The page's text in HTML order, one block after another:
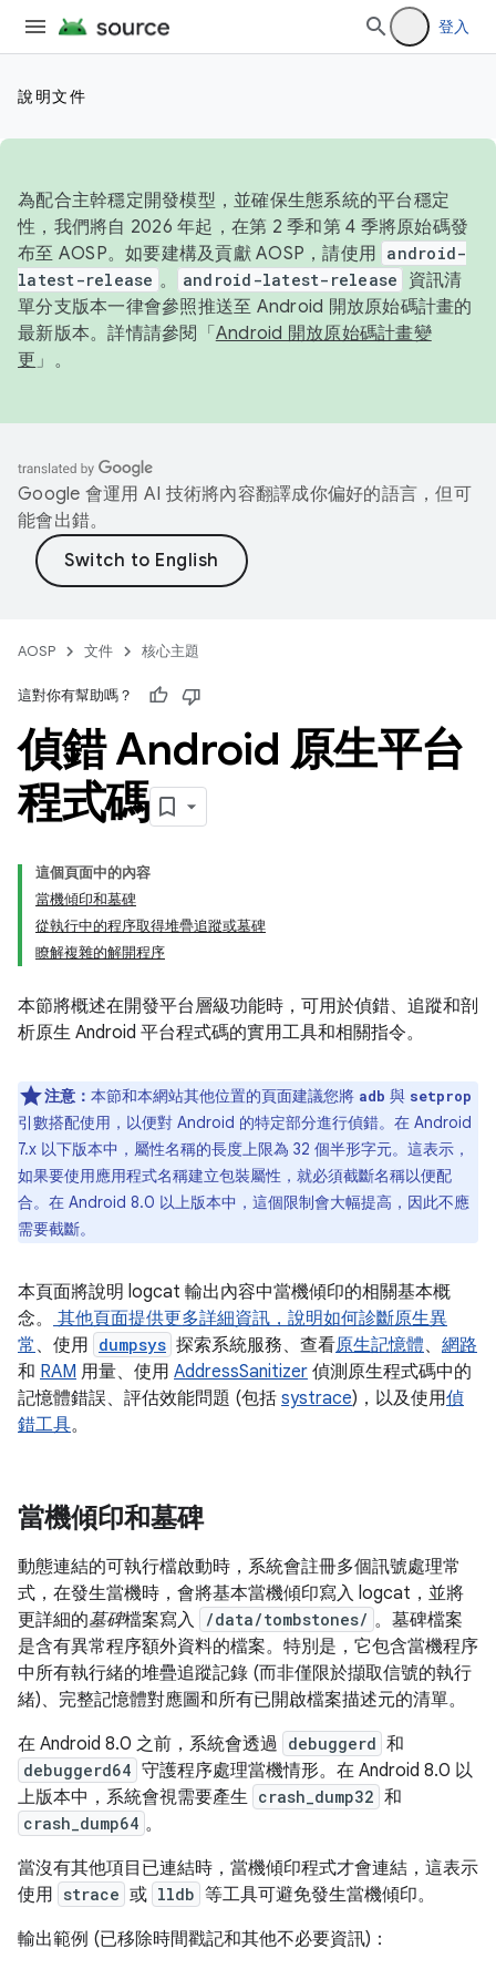
登入
說明文件
為配合主幹穩定開發模型，並確保生態系統的平台穩定
性，我們將自 2026 年起，在第 2 季和第 4 季將原始碼發
布至 AOSP。如要建構及貢獻 AOSP，請使用 android-
latest-release 。 android-latest-release
資訊清
單分支版本一律會參照推送至 Android 開放原始碼計畫的
最新版本。詳情請參閱「 Android 開放原始碼計畫變
更 」。
Google 會運用 AI 技術將內容翻譯成你偏好的語言，但可
能會出錯。
AOSP 文件 核心主題
這對你有幫助嗎？
偵錯 Android 原生平台
程式碼
這個頁面中的內容
當機傾印和墓碑
從執行中的程序取得堆疊追蹤或墓碑
瞭解複雜的解開程序
本節將概述在開發平台層級功能時，可用於偵錯、追蹤和剖
析原生 Android 平台程式碼的實用工具和相關指令。
注意： 本節和本網站其他位置的頁面建議您將 adb 與 setprop
引數搭配使用，以便對 Android 的特定部分進行偵錯。在 Android
7.x 以下版本中，屬性名稱的長度上限為 32 個半形字元。這表示，
如果要使用應用程式名稱建立包裝屬性，就必須截斷名稱以便配
合。在 Android 8.0 以上版本中，這個限制會大幅提高，因此不應
需要截斷。
本頁面將說明 logcat 輸出內容中當機傾印的相關基本概
念。
其他頁面提供更多詳細資訊，說明如何診斷原生異
常 、使用 dumpsys 探索系統服務、查看原生記憶體、 網路
和 RAM 用量、使用 AddressSanitizer 偵測原生程式碼中的
記憶體錯誤、評估效能問題 (包括 systrace)，以及使用偵
錯工具。
當機傾印和墓碑
動態連結的可執行檔啟動時，系統會註冊多個訊號處理常
式，在發生當機時，會將基本當機傾印寫入 logcat，並將
更詳細的墓碑檔案寫入 /data/tombstones/ 。墓碑檔案
是含有異常程序額外資料的檔案。特別是，它包含當機程序
中所有執行緒的堆疊追蹤記錄 (而非僅限於擷取信號的執行
緒)、完整記憶體對應圖和所有已開啟檔案描述元的清單。
在 Android 8.0 之前，系統會透過 debuggerd 和
debuggerd64 守護程序處理當機情形。在 Android 8.0 以
上版本中，系統會視需要產生 crash_dump32 和
crash_dump64 。
當沒有其他項目已連結時，當機傾印程式才會連結，這表示
使用 strace 或 lldb 等工具可避免發生當機傾印。
輸出範例 (已移除時間戳記和其他不必要資訊)：